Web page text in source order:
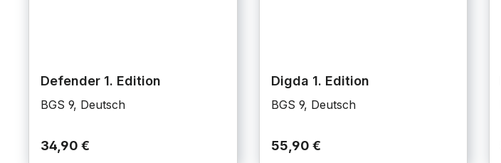
Defender 1. Edition
BGS 9, Deutsch
34,90 €
Digda 1. Edition
BGS 9, Deutsch
55,90 €